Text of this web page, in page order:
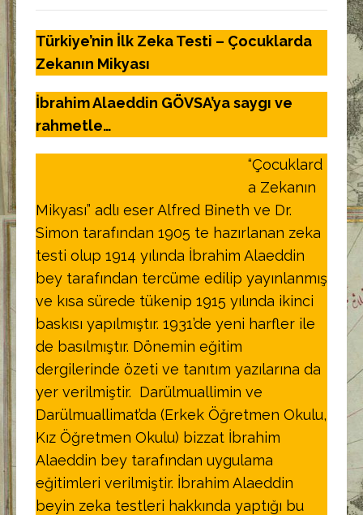
Türkiye’nin İlk Zeka Testi – Çocuklarda
Zekanın Mikyası
İbrahim Alaeddin GÖVSA’ya saygı ve
rahmetle…
“Çocuklard
a Zekanın
Mikyası” adlı eser Alfred Bineth ve Dr.
Simon tarafından 1905 te hazırlanan zeka
testi olup 1914 yılında İbrahim Alaeddin
bey tarafından tercüme edilip yayınlanmış
ve kısa sürede tükenip 1915 yılında ikinci
baskısı yapılmıştır. 1931’de yeni harfler ile
de basılmıştır. Dönemin eğitim
dergilerinde özeti ve tanıtım yazılarına da
yer verilmiştir. Darülmuallimin ve
Darülmuallimat’da (Erkek Öğretmen Okulu,
Kız Öğretmen Okulu) bizzat İbrahim
Alaeddin bey tarafından uygulama
eğitimleri verilmiştir. İbrahim Alaeddin
beyin zeka testleri hakkında yaptığı bu